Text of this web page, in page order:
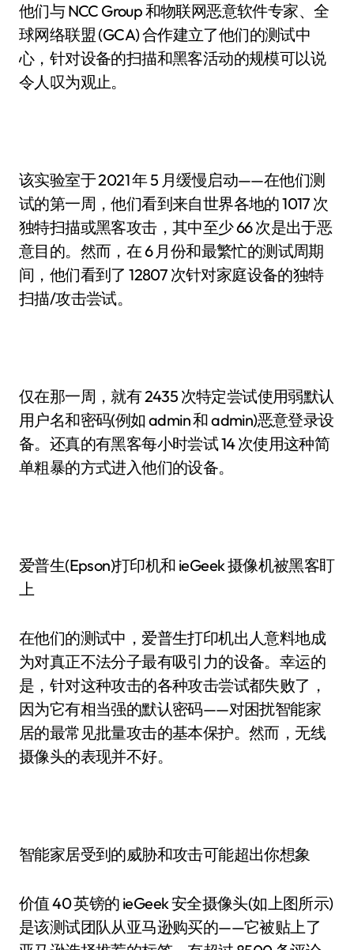
他们与 NCC Group 和物联网恶意软件专家、全
球网络联盟 (GCA) 合作建立了他们的测试中
心，针对设备的扫描和黑客活动的规模可以说
令人叹为观止。
该实验室于 2021 年 5 月缓慢启动——在他们测
试的第一周，他们看到来自世界各地的 1017 次
独特扫描或黑客攻击，其中至少 66 次是出于恶
意目的。然而，在 6 月份和最繁忙的测试周期
间，他们看到了 12807 次针对家庭设备的独特
扫描/攻击尝试。
仅在那一周，就有 2435 次特定尝试使用弱默认
用户名和密码(例如 admin 和 admin)恶意登录设
备。还真的有黑客每小时尝试 14 次使用这种简
单粗暴的方式进入他们的设备。
爱普生(Epson)打印机和 ieGeek 摄像机被黑客盯
上
在他们的测试中，爱普生打印机出人意料地成
为对真正不法分子最有吸引力的设备。幸运的
是，针对这种攻击的各种攻击尝试都失败了，
因为它有相当强的默认密码——对困扰智能家
居的最常见批量攻击的基本保护。然而，无线
摄像头的表现并不好。
智能家居受到的威胁和攻击可能超出你想象
价值 40 英镑的 ieGeek 安全摄像头(如上图所示)
是该测试团队从亚马逊购买的——它被贴上了